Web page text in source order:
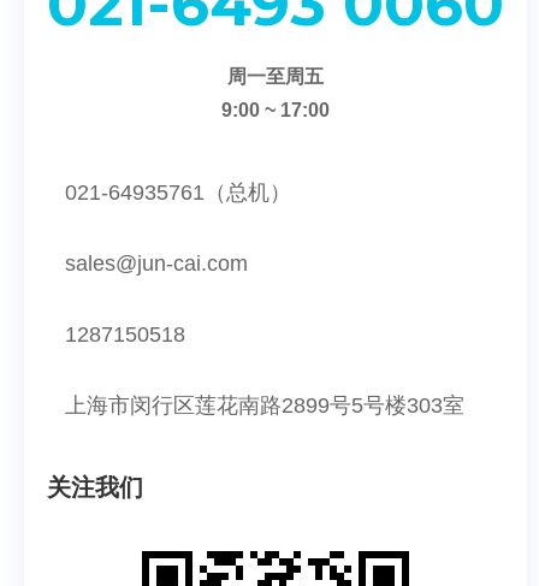
周一至周五
9:00 ~ 17:00
021-64935761（总机）
sales@jun-cai.com
1287150518
上海市闵行区莲花南路2899号5号楼303室
关注我们